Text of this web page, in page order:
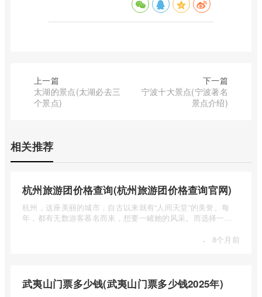
上一篇
太湖的景点(太湖必去三
个景点)
下一篇
宁波十大景点(宁波著名
景点介绍)
相关推荐
杭州旅游团价格查询(杭州旅游团价格查询官网)
杭州，这座美丽的城市，自古以来就有“人间天堂”的美誉。每
年，都有无数游客慕名而来，想要一睹她的风采。而选择一个
· 8个月前
武夷山门票多少钱(武夷山门票多少钱2025年)